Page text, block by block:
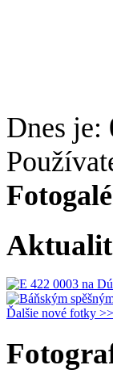
Dnes je:
Ďalšie nové fotky >>